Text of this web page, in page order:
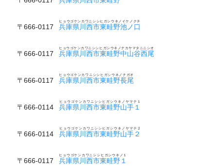
〒666-0117 兵庫県川西市東畦野池ノ口
ヒョウゴケンカワニシシヒガシウネノイケノクチ
〒666-0117 兵庫県川西市東畦野中山谷西尾
ヒョウゴケンカワニシシヒガシウネノナカヤマタニニシオ
〒666-0117 兵庫県川西市東畦野長尾
ヒョウゴケンカワニシシヒガシウネノナガオ
〒666-0114 兵庫県川西市東畦野山手１
ヒョウゴケンカワニシシヒガシウネノヤマテ１
〒666-0114 兵庫県川西市東畦野山手２
ヒョウゴケンカワニシシヒガシウネノヤマテ２
〒666-0117 兵庫県川西市東畦野１
ヒョウゴケンカワニシシヒガシウネノ１